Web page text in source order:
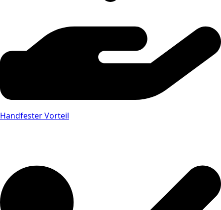
Handfester Vorteil